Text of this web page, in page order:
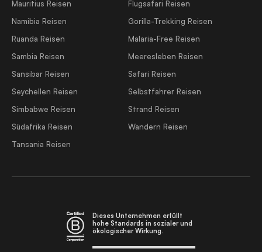
Mauritius Reisen
Namibia Reisen
Ruanda Reisen
Sambia Reisen
Sansibar Reisen
Seychellen Reisen
Simbabwe Reisen
Südafrika Reisen
Tansania Reisen
Flugsafari Reisen
Gorilla-Trekking Reisen
Malaria-Free Reisen
Meeresleben Reisen
Safari Reisen
Selbstfahrer Reisen
Strand Reisen
Wandern Reisen
Dieses Unternehmen erfüllt
hohe Standards in sozialer und
ökologischer Wirkung.